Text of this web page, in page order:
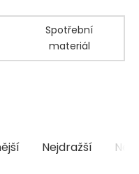
Spotřební
materiál
Nejdražší